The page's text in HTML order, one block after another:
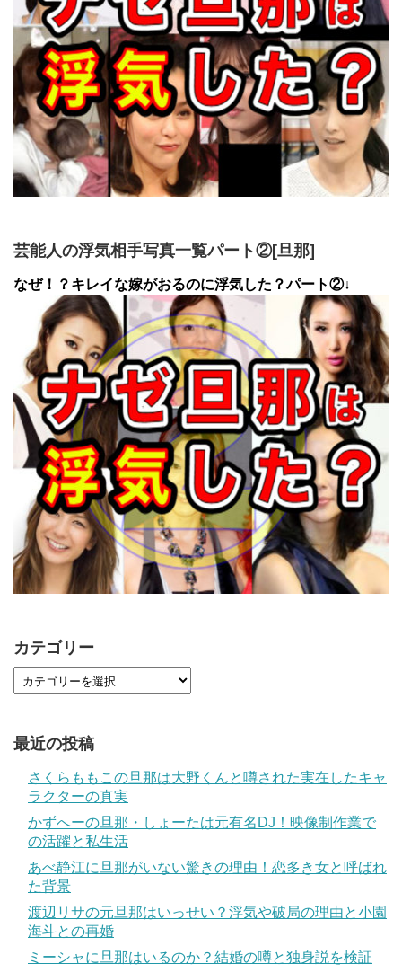
芸能人の浮気相手写真一覧パート②[旦那]
なぜ！？キレイな嫁がおるのに浮気した？パート②↓
カテゴリー
最近の投稿
さくらももこの旦那は大野くんと噂された実在したキャ
ラクターの真実
かずへーの旦那・しょーたは元有名DJ！映像制作業で
の活躍と私生活
あべ静江に旦那がいない驚きの理由！恋多き女と呼ばれ
た背景
渡辺リサの元旦那はいっせい？浮気や破局の理由と小園
海斗との再婚
ミーシャに旦那はいるのか？結婚の噂と独身説を検証